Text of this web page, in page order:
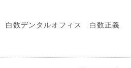
白数デンタルオフィス 白数正義